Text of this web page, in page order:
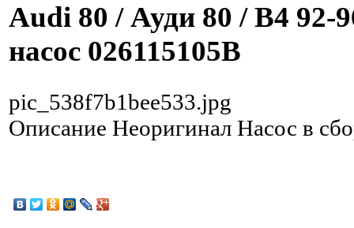
Audi 80 / Ауди 80 / B4
насос 026115105B
pic_538f7b1bee533.jpg
Описание Неоригинал Насос в